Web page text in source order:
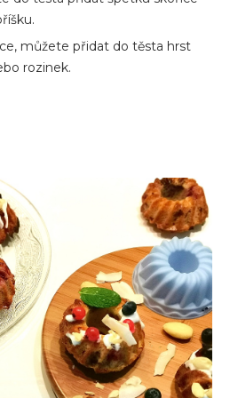
můžete přidat do těsta hrst
rozinek.